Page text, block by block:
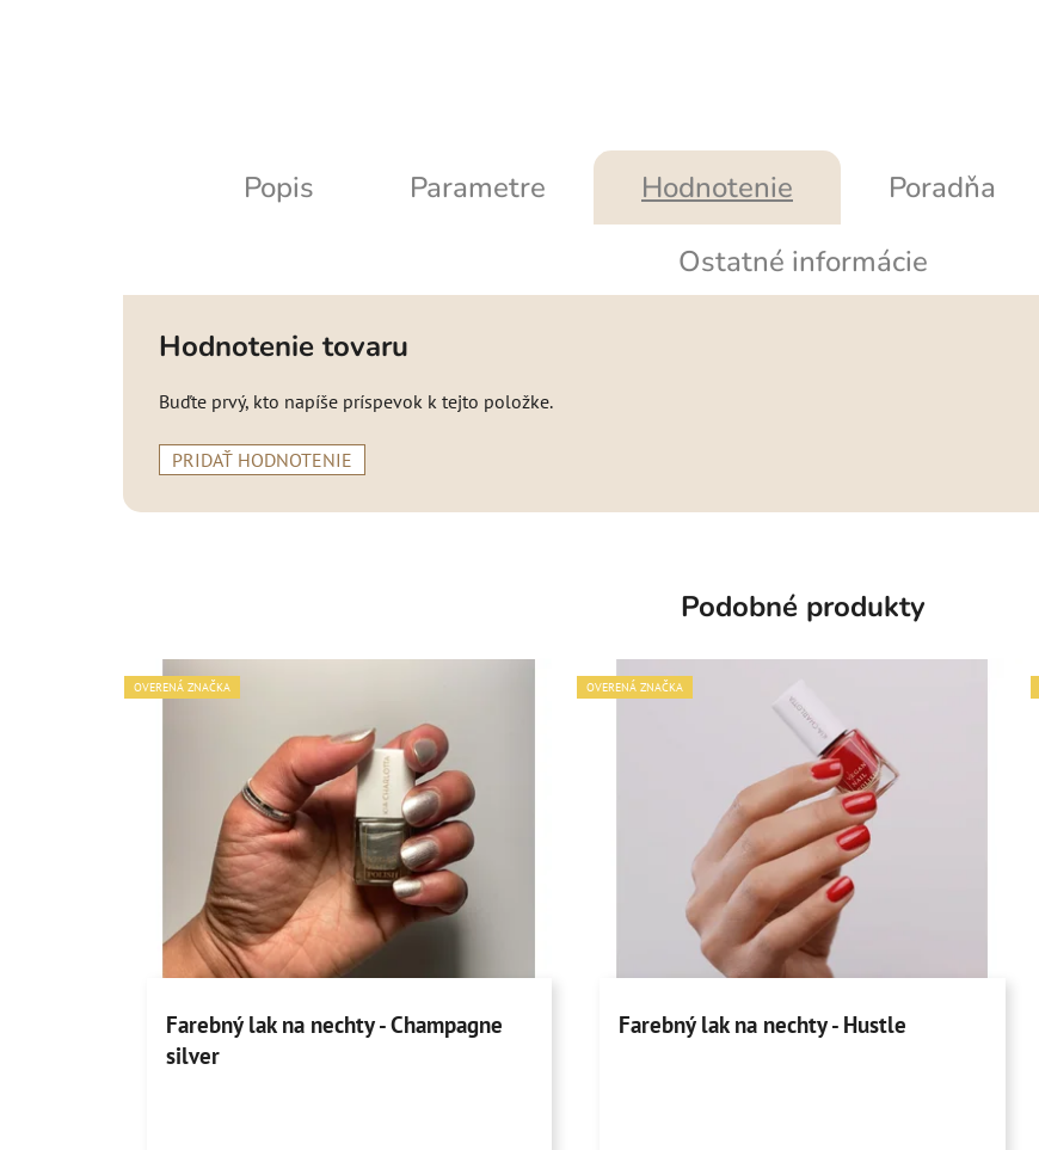
Popis Parametre Hodnotenie Poradňa
Ostatné informácie
Hodnotenie tovaru
Buďte prvý, kto napíše príspevok k tejto položke.
PRIDAŤ HODNOTENIE
Podobné produkty
OVERENÁ ZNAČKA
Farebný lak na nechty - Champagne
silver
OVERENÁ ZNAČKA
Farebný lak na nechty - Hustle